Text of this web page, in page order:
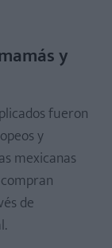
y
fueron
y
mexicanas
de